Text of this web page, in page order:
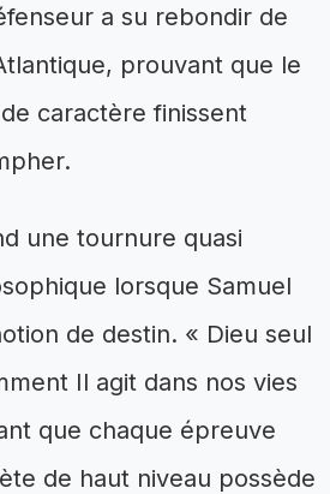
a su rebondir de
prouvant que le
caractère finissent
une tournure quasi
lorsque Samuel
de destin. « Dieu seul
Il agit dans nos vies
que chaque épreuve
de haut niveau possède